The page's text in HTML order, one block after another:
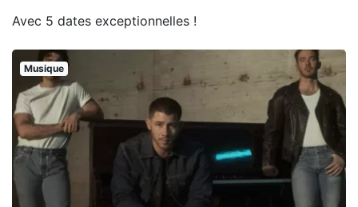
Avec 5 dates exceptionnelles !
Musique